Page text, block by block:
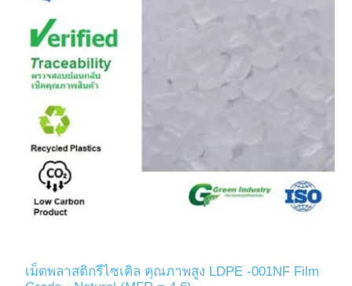
เม็ดพลาสติกรีไซเคิล คุณภาพสูง LDPE -001NF Film